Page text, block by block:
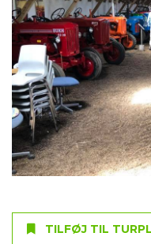
TILFØJ TIL